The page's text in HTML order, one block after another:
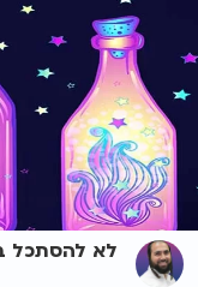
לא להסתכל